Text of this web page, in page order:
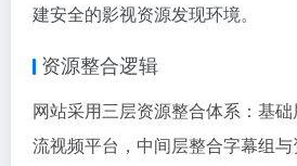
建安全的影视资源发现环境。
资源整合逻辑
网站采用三层资源整合体系：基
流视频平台，中间层整合字幕组